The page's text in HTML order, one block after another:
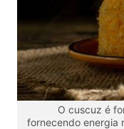
O cuscuz é
fornecendo energia